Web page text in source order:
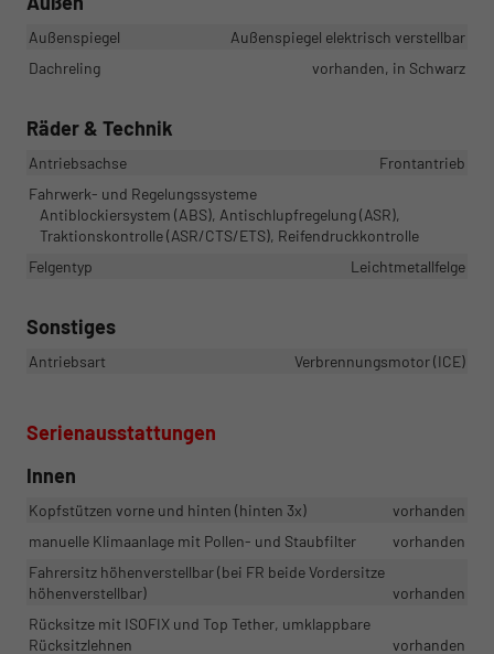
Außenspiegel
Außenspiegel elektrisch verstellbar
Dachreling
vorhanden, in Schwarz
Räder & Technik
Antriebsachse
Frontantrieb
Fahrwerk- und Regelungssysteme
Antiblockiersystem (ABS), Antischlupfregelung (ASR),
Traktionskontrolle (ASR/CTS/ETS), Reifendruckkontrolle
Felgentyp
Leichtmetallfelge
Sonstiges
Antriebsart Verbrennungsmotor (ICE)
Serienausstattungen
Innen
Kopfstützen vorne und hinten (hinten 3x)
vorhanden
manuelle Klimaanlage mit Pollen- und Staubfilter
vorhanden
Fahrersitz höhenverstellbar (bei FR beide Vordersitze
höhenverstellbar)
vorhanden
Rücksitze mit ISOFIX und Top Tether, umklappbare
Rücksitzlehnen
vorhanden